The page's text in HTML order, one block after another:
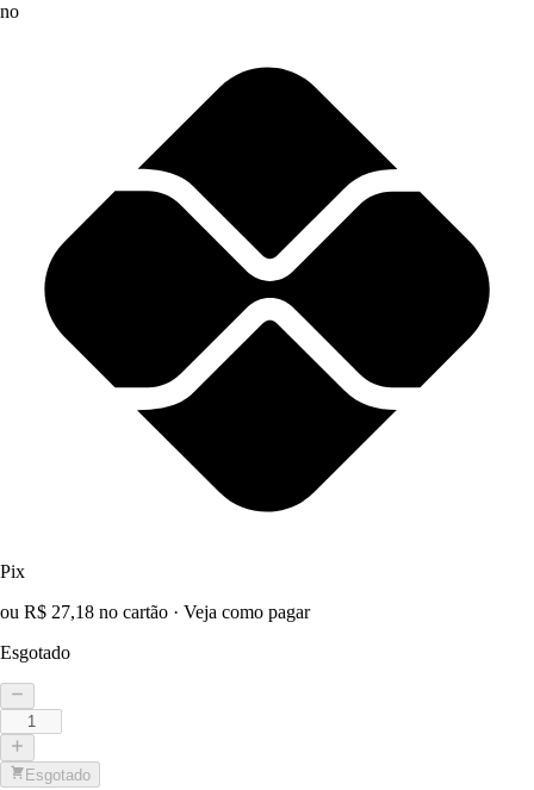
no
Pix
ou R$ 27,18 no cartão · Veja como pagar
Esgotado
Esgotado